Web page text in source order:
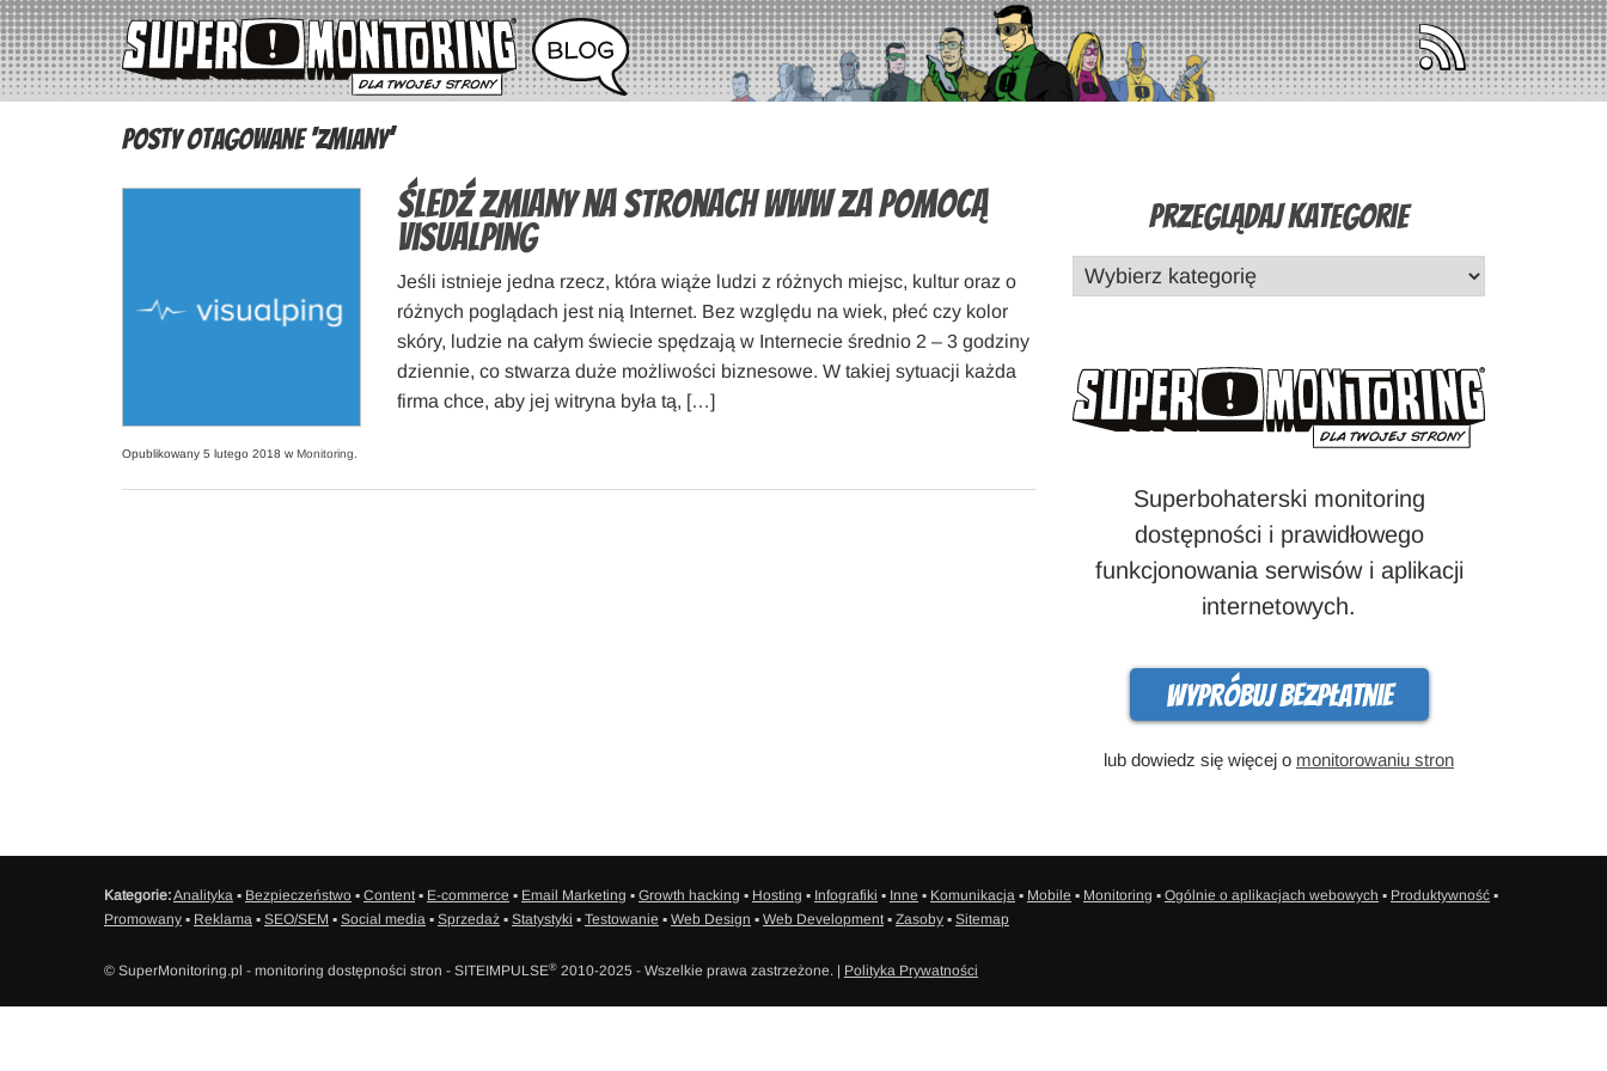
Posty otagowane ‘zmiany’
Śledź zmiany na stronach WWW za pomocą
VisualPing
Jeśli istnieje jedna rzecz, która wiąże ludzi z różnych miejsc, kultur oraz o
różnych poglądach jest nią Internet. Bez względu na wiek, płeć czy kolor
skóry, ludzie na całym świecie spędzają w Internecie średnio 2 – 3 godziny
dziennie, co stwarza duże możliwości biznesowe. W takiej sytuacji każda
firma chce, aby jej witryna była tą, […]
Opublikowany 5 lutego 2018 w Monitoring
Przeglądaj Kategorie
Superbohaterski monitoring
dostępności i prawidłowego
funkcjonowania serwisów i aplikacji
internetowych.
Wypróbuj bezpłatnie
lub dowiedz się więcej o monitorowaniu stron
Kategorie:Analityka ▪ Bezpieczeństwo ▪ Content▪ E-commerce ▪ Email Marketing ▪ Growth hacking ▪ Hosting ▪ Infografiki ▪ Inne ▪ Komunikacja ▪ Mobile ▪ Monitoring ▪ Ogólnie o aplikacjach webowych ▪ Produktywność ▪
Promowany ▪ Reklama ▪ SEO/SEM ▪ Social media ▪ Sprzedaż ▪ Statystyki ▪ Testowanie ▪ Web Design ▪ Web Development▪ Zasoby ▪ Sitemap
© SuperMonitoring.pl - monitoring dostępności stron - SITEIMPULSE® 2010-2025 - Wszelkie prawa zastrzeżone. | Polityka Prywatności